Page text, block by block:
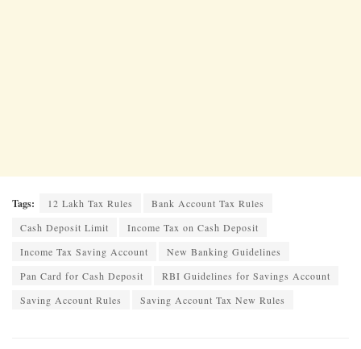
Tags: 12 Lakh Tax Rules
Bank Account Tax Rules
Cash Deposit Limit
Income Tax on Cash Deposit
Income Tax Saving Account
New Banking Guidelines
Pan Card for Cash Deposit
RBI Guidelines for Savings Account
Saving Account Rules
Saving Account Tax New Rules